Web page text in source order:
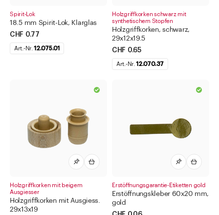
Spirit-Lok
18.5 mm Spirit-Lok, Klarglas
CHF 0.77
Art.-Nr.12.075.01
Holzgriffkorken schwarz mit
synthetischem Stopfen
Holzgriffkorken, schwarz,
29x12x19.5
CHF 0.65
Art.-Nr.12.070.37
Holzgriffkorken mit beigem
Ausgiesser
Holzgriffkorken mit Ausgiess.
29x13x19
Erstöffnungsgarantie-Etiketten gold
Erstöffnungskleber 60x20 mm,
gold